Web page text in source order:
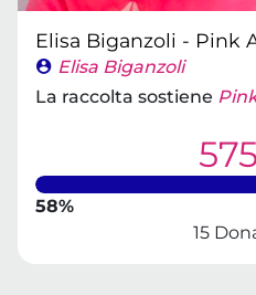
Elisa Biganzoli - Pink
Elisa Biganzoli
La raccolta sostiene
58%
15